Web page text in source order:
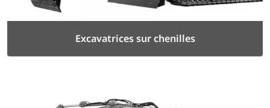
Excavatrices sur chenilles